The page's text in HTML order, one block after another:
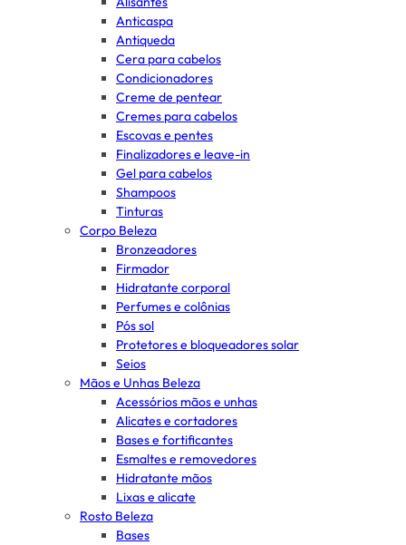
Anticaspa
Antiqueda
Cera para cabelos
Condicionadores
Creme de pentear
Cremes para cabelos
Escovas e pentes
Finalizadores e leave-in
Gel para cabelos
Shampoos
Tinturas
Corpo Beleza
Bronzeadores
Firmador
Hidratante corporal
Perfumes e colônias
Pós sol
Protetores e bloqueadores solar
Seios
Mãos e Unhas Beleza
Acessórios mãos e unhas
Alicates e cortadores
Bases e fortificantes
Esmaltes e removedores
Hidratante mãos
Lixas e alicate
Rosto Beleza
Bases